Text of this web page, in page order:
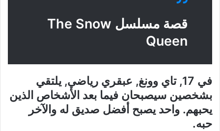
قصة مسلسل The Snow
Queen
في 17, تاي وونغ, عبقري رياضي, يلتقي
بشخصين سيصبحان فيما بعد الأشخاص الذين
يحبهم. واحد يصبح أفضل صديق له والآخر
حبه.